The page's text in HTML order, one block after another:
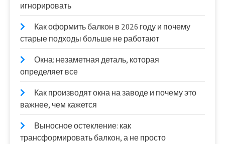
игнорировать
Как оформить балкон в 2026 году и почему
старые подходы больше не работают
Окна: незаметная деталь, которая
определяет все
Как производят окна на заводе и почему это
важнее, чем кажется
Выносное остекление: как
трансформировать балкон, а не просто